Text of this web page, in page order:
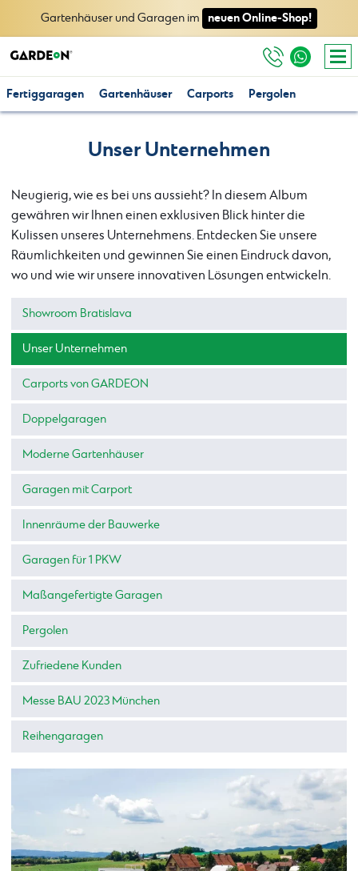
Gartenhäuser und Garagen im neuen Online-Shop!
Fertiggaragen Gartenhäuser Carports Pergolen
Unser Unternehmen
Neugierig, wie es bei uns aussieht? In diesem Album
gewähren wir Ihnen einen exklusiven Blick hinter die
Kulissen unseres Unternehmens. Entdecken Sie unsere
Räumlichkeiten und gewinnen Sie einen Eindruck davon,
wo und wie wir unsere innovativen Lösungen entwickeln.
Showroom Bratislava
Unser Unternehmen
Carports von GARDEON
Doppelgaragen
Moderne Gartenhäuser
Garagen mit Carport
Innenräume der Bauwerke
Garagen für 1 PKW
Maßangefertigte Garagen
Pergolen
Zufriedene Kunden
Messe BAU 2023 München
Reihengaragen